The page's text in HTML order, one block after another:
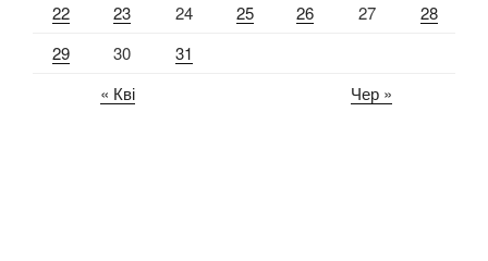
22
23 24 25 26 27
28
29
30
31
« Кві
Чер »